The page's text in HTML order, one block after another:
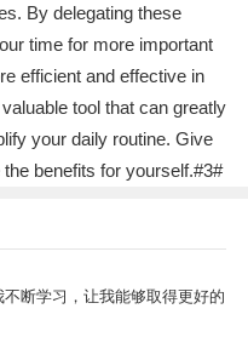
By delegating these
time for more important
efficient and effective in
tool that can greatly
your daily routine. Give
benefits for yourself.#3#
断学习，让我能够取得更好的